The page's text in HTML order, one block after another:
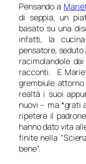
Pensando a
di seppia, un
basato su una
infatti, la
pensatore, seduto
racimolandole
racconti. E
grembiule
realtà i suoi
nuovi – ma *grati
ripetere il
hanno dato vita
finite nella
bene”.